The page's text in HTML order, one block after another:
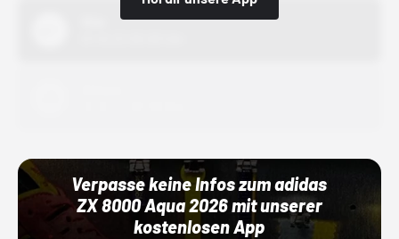
Verpasse keine Infos zum adidas
ZX 8000 Aqua 2026 mit unserer
kostenlosen App